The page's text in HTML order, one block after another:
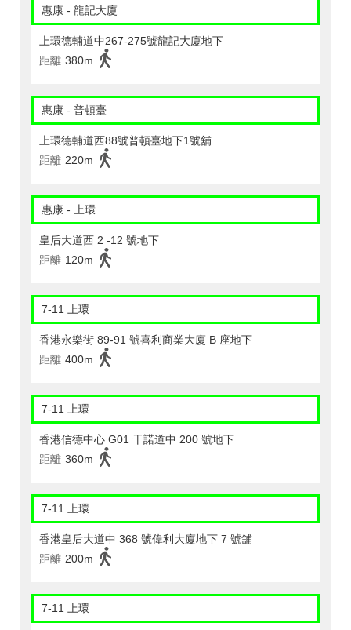
惠康 - 龍記大廈
上環德輔道中267-275號龍記大廈地下
距離 380m
惠康 - 普頓臺
上環德輔道西88號普頓臺地下1號舖
距離 220m
惠康 - 上環
皇后大道西 2 -12 號地下
距離 120m
7-11 上環
香港永樂街 89-91 號喜利商業大廈 B 座地下
距離 400m
7-11 上環
香港信德中心 G01 干諾道中 200 號地下
距離 360m
7-11 上環
香港皇后大道中 368 號偉利大廈地下 7 號舖
距離 200m
7-11 上環